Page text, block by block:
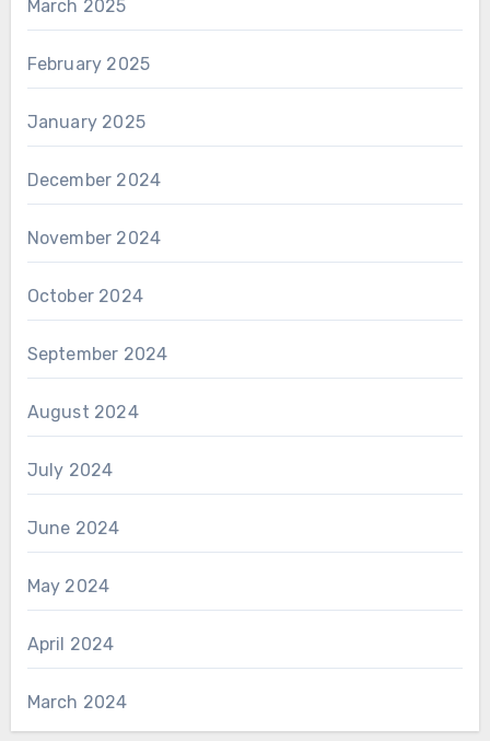
March 2025
February 2025
January 2025
December 2024
November 2024
October 2024
September 2024
August 2024
July 2024
June 2024
May 2024
April 2024
March 2024